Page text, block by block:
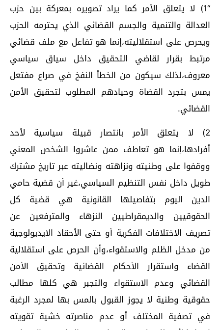
“1) لا يتعلق الأمر كما يراد تصويره بمعركة بين حزب
العدالة والتنمية والجسم القضائي الذي يحترمه الحزب
ويحرص على استقلاليته،إنما هو تفاعل مع ملف قضائي
مرتبط بقرار لقاضي التحقيق داخل سياق سياسي
معروف،لذلك سيكون من الخطأ النفخ في صراع مفتعل
يمس بتجرد القضاة وحيادهم المطلوب لتحقيق الأمن
القضائي.
2) لا يتعلق الأمر بانتصار قبيلة سياسية لأحد
أفرادها،إنما هو تعاطف ممن عاشروا الشخص المعني
ووقفوا على وطنيته ونزاهته ونضاليته عبر تاريخ مشترك
طويل داخل نفس التنظيم السياسي،غير أن قضية حامي
الدين اليوم بتفاصيلها القانونية هي قضية كل
الحقوقيين والديمقراطيين النزهاء والمترفعين عن
تصريف الاختلافات الفكرية أو حتى الأحقاد الايديولوجية
من مدخل الظلم والاستقواء،وأن الحرص على استقلالية
القضاء واستقرار الأحكام القضائية وتحقيق الأمن
القضائي وعدم الاستقواء والتجبر هي كلها مطالب
حقوقية وطنية لا يجوز القبول بالمس بها لمجرد الرغبة
في تصفية المختلف أو عدم مناصرته خشية تقويته